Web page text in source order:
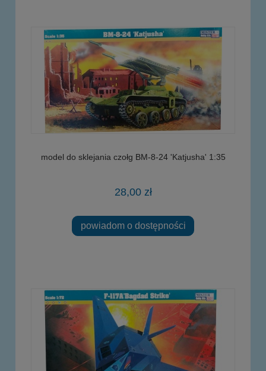
model do sklejania czołg BM-8-24 'Katjusha' 1:35
28,00 zł
powiadom o dostępności